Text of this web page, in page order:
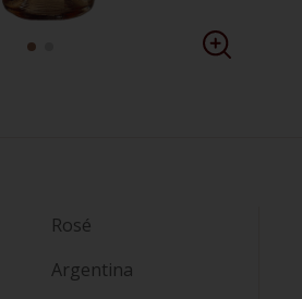
Rosé
Argentina